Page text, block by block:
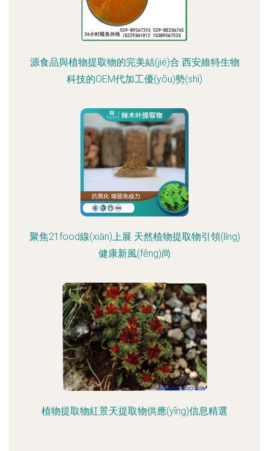
源食品與植物提取物的完美結(jié)合 西安維特生物
科技的OEM代加工優(yōu)勢(shì)
聚焦21food線(xiàn)上展 天然植物提取物引領(lǐng)
健康新風(fēng)尚
植物提取物紅景天提取物供應(yīng)信息精選